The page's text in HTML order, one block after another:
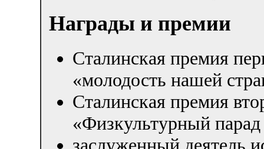
Награды и премии
Сталинская премия
«молодость нашей
Сталинская премия
«Физкультурный парад